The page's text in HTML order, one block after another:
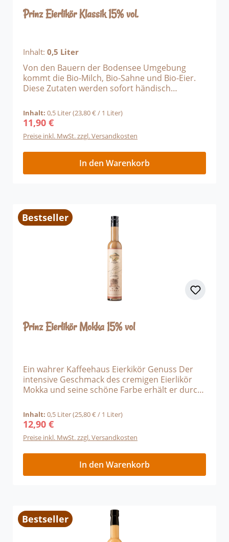
Durchschnittliche Bewertung von 5 von 5 Sternen
Prinz Eierlikör Klassik 15% vol.
Inhalt: 0,5 Liter
Von den Bauern der Bodensee Umgebung
kommt die Bio-Milch, Bio-Sahne und Bio-Eier.
Diese Zutaten werden sofort händisch
allzeit beliebten Eierlikör. Beste, natürliche
Zutaten die man schmeckt.
Inhalt: 0,5 Liter(23,80 € / 1 Liter)
Regulärer Preis:
11,90 €
Preise inkl. MwSt. zzgl. Versandkosten
In den Warenkorb
Bestseller
Prinz Eierlikör Mokka 15% vol
Ein wahrer Kaffeehaus Eierkikör Genuss Der
intensive Geschmack des cremigen Eierlikör
Mokka und seine schöne Farbe erhält er durch
von höchster Qualität. Das schmecken Sie
dann auch! Alpenbrenner Tipp: Sie können den
Eierlikör Mokka gekühlt bei 10 - 12°C genießen,
oder als Heißgetränk entfaltet er seinen vollen
Geschmack
Inhalt: 0,5 Liter(25,80 € / 1 Liter)
Regulärer Preis:
12,90 €
Preise inkl. MwSt. zzgl. Versandkosten
In den Warenkorb
Bestseller